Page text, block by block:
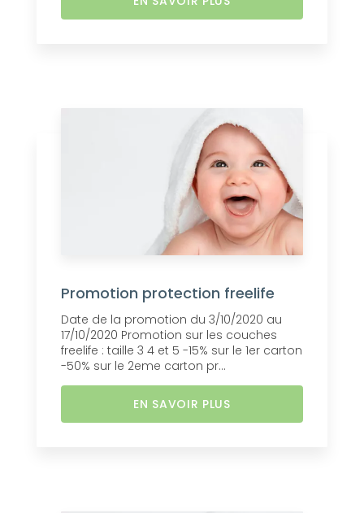
Promotion protection freelife
Date de la promotion du 3/10/2020 au
17/10/2020 Promotion sur les couches
freelife : taille 3 4 et 5 -15% sur le 1er carton
-50% sur le 2eme carton pr...
EN SAVOIR PLUS